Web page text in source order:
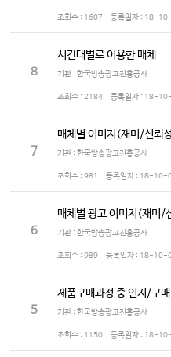
조회수 : 1607 등록일자 : 18-
8
시간대별로 이용한 매체
기관 : 한국방송광고진흥공사
조회수 : 2184 등록일자 : 18-
7
매체별 이미지(재미/신뢰
기관 : 한국방송광고진흥공사
조회수 : 981 등록일자 : 18-10-
6
매체별 광고 이미지(재미/
기관 : 한국방송광고진흥공사
조회수 : 989 등록일자 : 18-10-
5
제품구매과정 중 인지/구
기관 : 한국방송광고진흥공사
조회수 : 1150 등록일자 : 18-